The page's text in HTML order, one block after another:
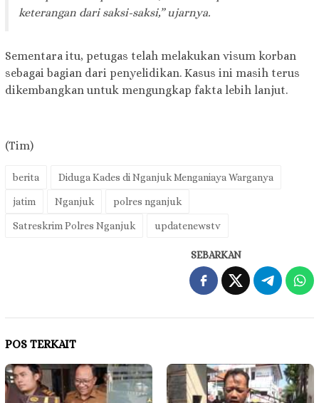
keterangan dari saksi-saksi,” ujarnya.
Sementara itu, petugas telah melakukan visum korban
sebagai bagian dari penyelidikan. Kasus ini masih terus
dikembangkan untuk mengungkap fakta lebih lanjut.
(Tim)
berita Diduga Kades di Nganjuk Menganiaya Warganya
jatim Nganjuk polres nganjuk
Satreskrim Polres Nganjuk updatenewstv
SEBARKAN
POS TERKAIT